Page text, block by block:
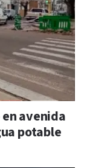
avenida
potable